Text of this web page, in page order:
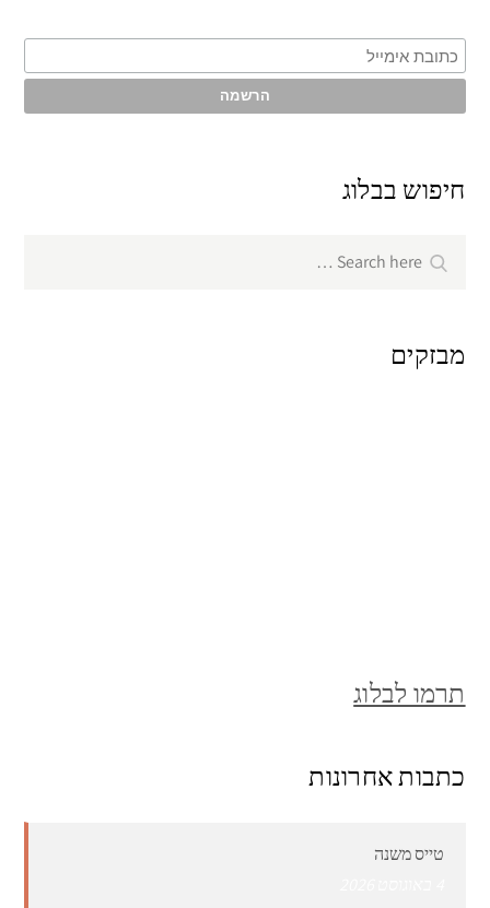
חיפוש בבלוג
for:
Search
מבזקים
תרמו לבלוג
כתבות אחרונות
טייס משנה